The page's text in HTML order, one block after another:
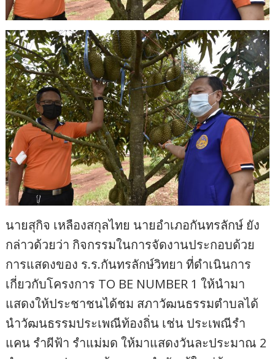
นายสุกิจ เหลืองสกุลไทย นายอำเภอกันทรลักษ์ ยัง
กล่าวด้วยว่า กิจกรรมในการจัดงานประกอบด้วย
การแสดงของ ร.ร.กันทรลักษ์วิทยา ที่ดำเนินการ
เกี่ยวกับโครงการ TO BE NUMBER 1 ให้นำมา
แสดงให้ประชาชนได้ชม สภาวัฒนธรรมตำบลได้
นำวัฒนธรรมประเพณีท้องถิ่น เช่น ประเพณีรำ
แคน รำผีฟ้า รำแม่มด ให้มาแสดงวันละประมาณ 2